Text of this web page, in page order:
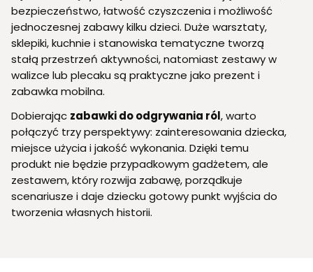
bezpieczeństwo, łatwość czyszczenia i możliwość
jednoczesnej zabawy kilku dzieci. Duże warsztaty,
sklepiki, kuchnie i stanowiska tematyczne tworzą
stałą przestrzeń aktywności, natomiast zestawy w
walizce lub plecaku są praktyczne jako prezent i
zabawka mobilna.
Dobierając zabawki do odgrywania ról, warto
połączyć trzy perspektywy: zainteresowania dziecka,
miejsce użycia i jakość wykonania. Dzięki temu
produkt nie będzie przypadkowym gadżetem, ale
zestawem, który rozwija zabawę, porządkuje
scenariusze i daje dziecku gotowy punkt wyjścia do
tworzenia własnych historii.